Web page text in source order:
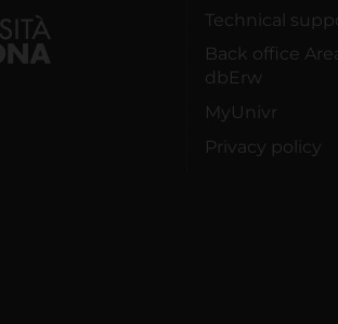
Technical
Back office
dbErw
MyUnivr
Privacy policy